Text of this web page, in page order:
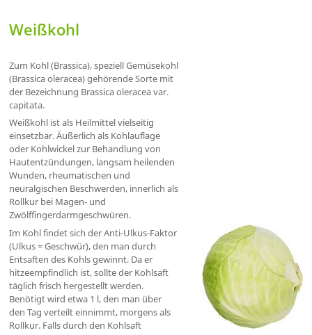
Weißkohl
Zum Kohl (Brassica), speziell Gemüsekohl
(Brassica oleracea) gehörende Sorte mit
der Bezeichnung Brassica oleracea var.
capitata.
Weißkohl ist als Heilmittel vielseitig
einsetzbar. Äußerlich als Kohlauflage
oder Kohlwickel zur Behandlung von
Hautentzündungen, langsam heilenden
Wunden, rheumatischen und
neuralgischen Beschwerden, innerlich als
Rollkur bei Magen- und
Zwölffingerdarmgeschwüren.
Im Kohl findet sich der Anti-Ulkus-Faktor
(Ulkus = Geschwür), den man durch
Entsaften des Kohls gewinnt. Da er
hitzeempfindlich ist, sollte der Kohlsaft
täglich frisch hergestellt werden.
Benötigt wird etwa 1 l, den man über
den Tag verteilt einnimmt, morgens als
Rollkur. Falls durch den Kohlsaft